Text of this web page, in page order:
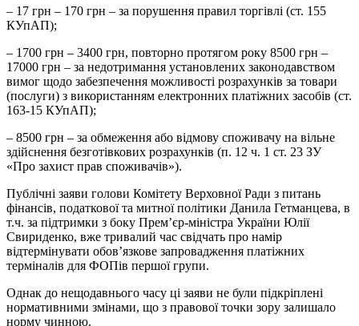
– 17 грн – 170 грн – за порушення правил торгівлі (ст. 155
КУпАП);
– 1700 грн – 3400 грн, повторно протягом року 8500 грн –
17000 грн – за недотримання установлених законодавством
вимог щодо забезпечення можливості розрахунків за товари
(послуги) з використанням електронних платіжних засобів (ст.
163-15 КУпАП);
– 8500 грн – за обмеження або відмову споживачу на вільне
здійснення безготівкових розрахунків (п. 12 ч. 1 ст. 23 ЗУ
«Про захист прав споживачів»).
Публічні заяви голови Комітету Верховної Ради з питань
фінансів, податкової та митної політики Данила Гетманцева, в
т.ч. за підтримки з боку Прем’єр-міністра України Юлії
Свириденко, вже тривалий час свідчать про намір
відтермінувати обов’язкове запровадження платіжних
терміналів для ФОПів першої групи.
Однак до нещодавнього часу ці заяви не були підкріплені
нормативними змінами, що з правової точки зору залишало
норму чинною.